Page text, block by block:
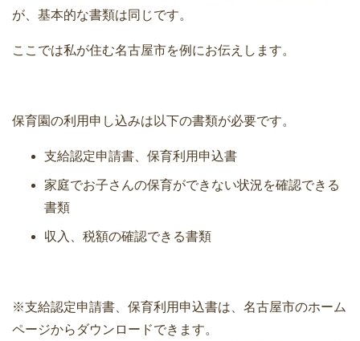
が、基本的な書類は同じです。
ここでは私が住む名古屋市を例にお伝えします。
保育園の利用申し込みは以下の書類が必要です。
支給認定申請書、保育利用申込書
家庭でお子さんの保育ができない状況を確認できる
書類
収入、税額の確認できる書類
※支給認定申請書、保育利用申込書は、名古屋市のホーム
ページからダウンロードできます。